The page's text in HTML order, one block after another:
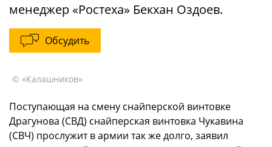
менеджер «Ростеха» Бекхан Оздоев.
Обсудить
© «Калашников»
Поступающая на смену снайперской винтовке
Драгунова (СВД) снайперская винтовка Чукавина
(СВЧ) прослужит в армии так же долго, заявил